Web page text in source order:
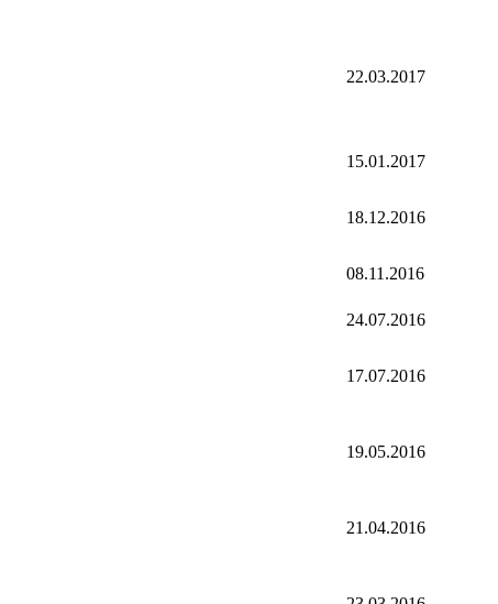
22.03.2017
15.01.2017
18.12.2016
08.11.2016
24.07.2016
17.07.2016
19.05.2016
21.04.2016